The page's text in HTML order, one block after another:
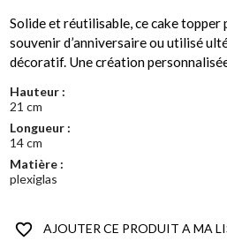
Solide et réutilisable, ce cake
souvenir d’anniversaire ou utilisé
décoratif. Une création
Hauteur :
21 cm
Longueur :
14 cm
Matière :
plexiglas
favorite_border AJOUTER CE PRODUIT A MA